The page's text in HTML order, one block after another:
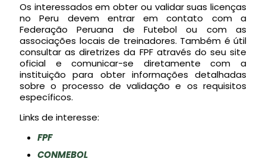
Os interessados em obter ou validar suas licenças
no Peru devem entrar em contato com a
Federação Peruana de Futebol ou com as
associações locais de treinadores. Também é útil
consultar as diretrizes da FPF através do seu site
oficial e comunicar-se diretamente com a
instituição para obter informações detalhadas
sobre o processo de validação e os requisitos
específicos.
Links de interesse:
FPF
CONMEBOL